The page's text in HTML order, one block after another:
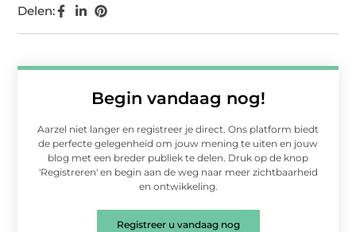
Begin vandaag nog!
Aarzel niet langer en registreer je direct. Ons platform biedt
de perfecte gelegenheid om jouw mening te uiten en jouw
blog met een breder publiek te delen. Druk op de knop
'Registreren' en begin aan de weg naar meer zichtbaarheid
en ontwikkeling.
Registreer u vandaag nog
Delen: